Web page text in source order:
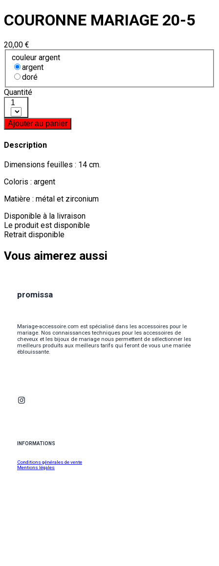
COURONNE MARIAGE 20-5
20,00 €
couleur argent
argent
doré
Quantité
1
Ajouter au panier
Description
Dimensions feuilles : 14 cm.
Coloris : argent
Matière : métal et zirconium
Disponible à la livraison
Le produit est disponible
Retrait disponible
Vous aimerez aussi
promissa
INFORMATIONS
Conditions générales de vente
Mentions légales
Mariage-accessoire.com est spécialisé dans les accessoires pour le
mariage. Nos connaissances techniques pour les accessoires de
cheveux et les bijoux de mariage nous permettent de sélectionner les
meilleurs produits aux meilleurs tarifs qui feront de vous une mariée
éblouissante.